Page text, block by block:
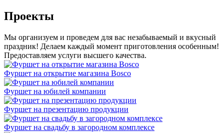
Проекты
Мы организуем и проведем для вас незабываемый и вкусный
праздник! Делаем каждый момент приготовления особенным!
Предоставляем услуги высшего качества.
Фуршет на открытие магазина Bosco
Фуршет на юбилей компании
Фуршет на презентацию продукции
Фуршет на свадьбу в загородном комплексе